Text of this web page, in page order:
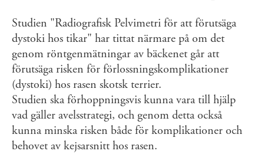
Studien "Radiografisk Pelvimetri för att förutsäga
dystoki hos tikar" har tittat närmare på om det
genom röntgenmätningar av bäckenet går att
förutsäga risken för förlossningskomplikationer
(dystoki) hos rasen skotsk terrier.
Studien ska förhoppningsvis kunna vara till hjälp
vad gäller avelsstrategi, och genom detta också
kunna minska risken både för komplikationer och
behovet av kejsarsnitt hos rasen.